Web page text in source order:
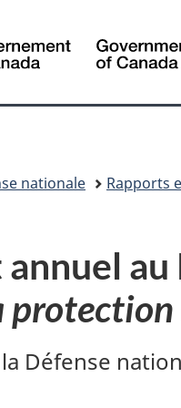
nationale Rapports
annuel
protection
Défense